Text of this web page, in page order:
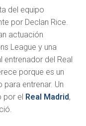
del equipo
por Declan Rice.
actuación
League y una
entrenador del Real
porque es un
entrenar. Un
por el Real Madrid,